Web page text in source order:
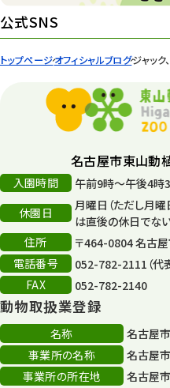
トップページオフィシャルブログジャック
遊園地
平和公園
再生
再生フォーラム
80周年
その他
その他イベント
スカイタワー
年末年始のイベント
公式SNS
名古屋市東山動
入園時間
午前9時～午後4時
休園日
月曜日（ただし月
は直後の休日でな
住所
〒464-0804 名古
電話番号
052-782-2111（代
FAX
052-782-2140
動物取扱業登録
名称
名古屋市
事業所の名称
名古屋
事業所の所在地
名古屋